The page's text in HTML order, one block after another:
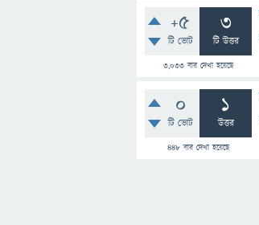
+5
টি ভোট
3
টি উত্তর
3,033 বার দেখা হয়েছে
0
টি ভোট
1
উত্তর
448 বার দেখা হয়েছে